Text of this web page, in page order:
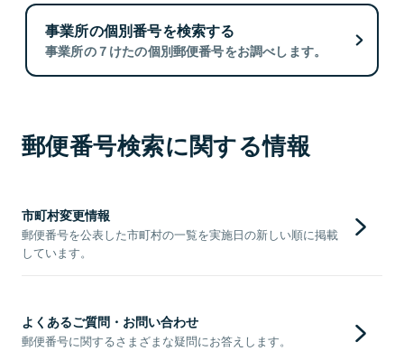
事業所の個別番号を検索する
事業所の７けたの個別郵便番号をお調べします。
郵便番号検索に関する情報
市町村変更情報
郵便番号を公表した市町村の一覧を実施日の新しい順に掲載
しています。
よくあるご質問・お問い合わせ
郵便番号に関するさまざまな疑問にお答えします。